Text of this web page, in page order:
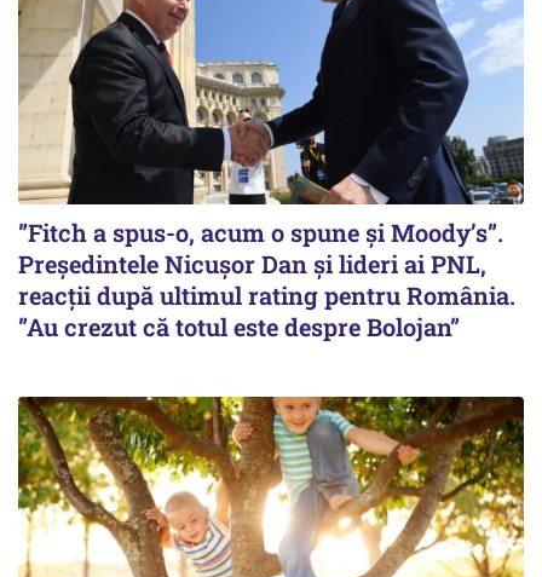
”Fitch a spus-o, acum o spune și Moody’s”.
Președintele Nicușor Dan și lideri ai PNL,
reacții după ultimul rating pentru România.
”Au crezut că totul este despre Bolojan”